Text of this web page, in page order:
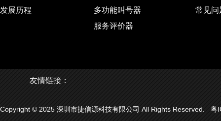
发展历程
多功能叫号器
服务评价器
常见问
友情链接：
Copyright © 2025 深圳市捷信源科技有限公司 All Rights Reserved. 粤